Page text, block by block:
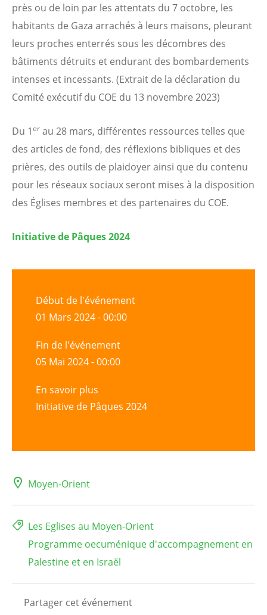
près ou de loin par les attentats du 7 octobre, les
habitants de Gaza arrachés à leurs maisons, pleurant
leurs proches enterrés sous les décombres des
bâtiments détruits et endurant des bombardements
intenses et incessants. (Extrait de la déclaration du
Comité exécutif du COE du 13 novembre 2023)
Du 1er au 28 mars, différentes ressources telles que
des articles de fond, des réflexions bibliques et des
prières, des outils de plaidoyer ainsi que du contenu
pour les réseaux sociaux seront mises à la disposition
des Églises membres et des partenaires du COE.
Initiative de Pâques 2024
Début de l'événement
01 Mars 2024 - 00:00
Fin de l'événement
05 Mai 2024 - 00:00
En savoir plus
Initiative de Pâques 2024
Moyen-Orient
Les Eglises au Moyen-Orient
Programme oecuménique d'accompagnement en
Palestine et en Israël
Partager cet événement